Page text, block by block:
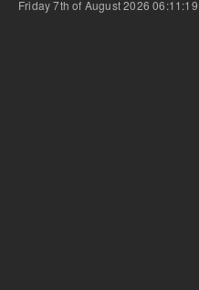
Friday 7th of August 2026 06:11:19